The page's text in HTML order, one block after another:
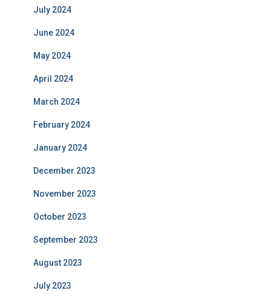
July 2024
June 2024
May 2024
April 2024
March 2024
February 2024
January 2024
December 2023
November 2023
October 2023
September 2023
August 2023
July 2023